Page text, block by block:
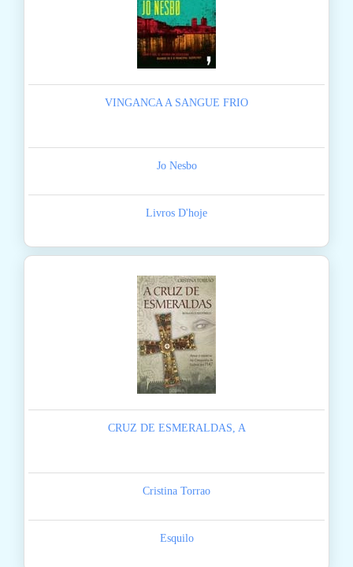
VINGANCA A SANGUE FRIO
Jo Nesbo
Livros D'hoje
CRUZ DE ESMERALDAS, A
Cristina Torrao
Esquilo